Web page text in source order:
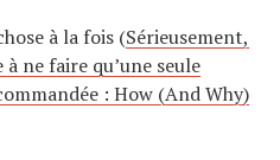
à la fois (Sérieusement,
ne faire qu’une seule
: How (And Why)